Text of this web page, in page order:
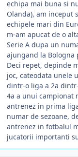
echipa mai buna si
Olanda), am inceput
echipele mari din
m-am apucat de o
Serie A dupa un
ajungand la Bologna
Deci repet, depinde
joc, cateodata unele
dintr-o liga a 2a
4a a unui campionat
antrenez in prima
numar de sezoane,
antrenez in fotbalul
jucatorii importanti